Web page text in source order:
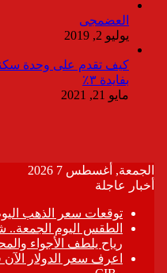
العضمجى
يوليو 2, 2019
كيف تقدم على وحدة
بفايدة ٣٪
مايو 21, 2021